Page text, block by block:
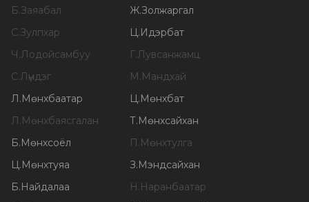
Б.Заяабал Ж.Золжаргал
С.Зулпхар Ц. Идэрбат
Ч .Лодойсамбуу Г.Лувсанжамц
С.Лүндэг М . Мандхай
Л . Мөнхбаатар Ц. Мөнхбат
Л . Мөнхбаясгалан Т. Мөнхсайхан
Б. Мөнхсоёл П . Мөнхтулга
Ц. Мөнхтуяа З. Мэндсайхан
Б. Найдалаа Н . Наранбаатар